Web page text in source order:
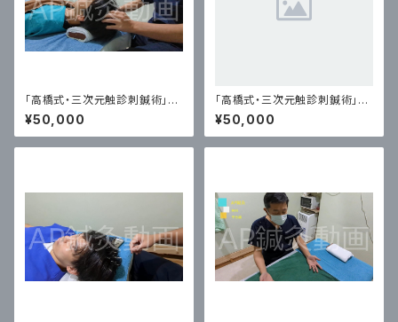
「高橋式・三次元触診刺鍼術」頭
鍼 解説
¥50,000
「高橋式・三次元触診刺鍼術」花
粉症に対する 鍼灸でのアプロ
ーチ
¥50,000